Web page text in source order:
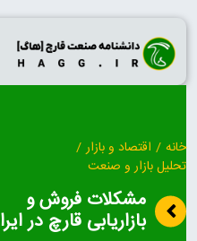
Skip
content
خانه / اقتصاد و بازار /
تحلیل بازار و صنعت
مشکلات فروش و
بازاریابی قارچ در